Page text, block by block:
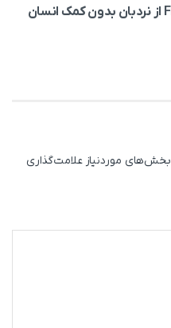
بالا رفتن ربات انسان‌نمای Figure 03 از نردبان بدون کمک انسان
بخش‌های موردنیاز علامت‌گذاری